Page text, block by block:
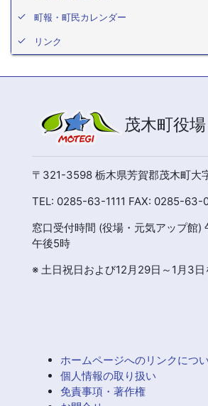
町報・町民カレンダー
リンク
茂木町役場
〒321-3598 栃木県芳賀郡茂木町大
TEL: 0285-63-1111 FAX: 0285-63-
窓口受付時間 (役場・元気アップ館)
午後5時
※ 土日祝日および12月29日～1月3日
ホームページへのリンクにつ
個人情報の取り扱い
免責事項・著作権